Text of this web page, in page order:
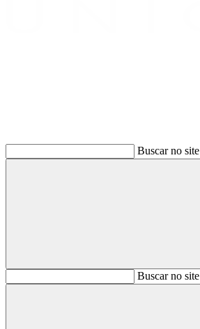
Buscar no site
BuscarBuscar no site